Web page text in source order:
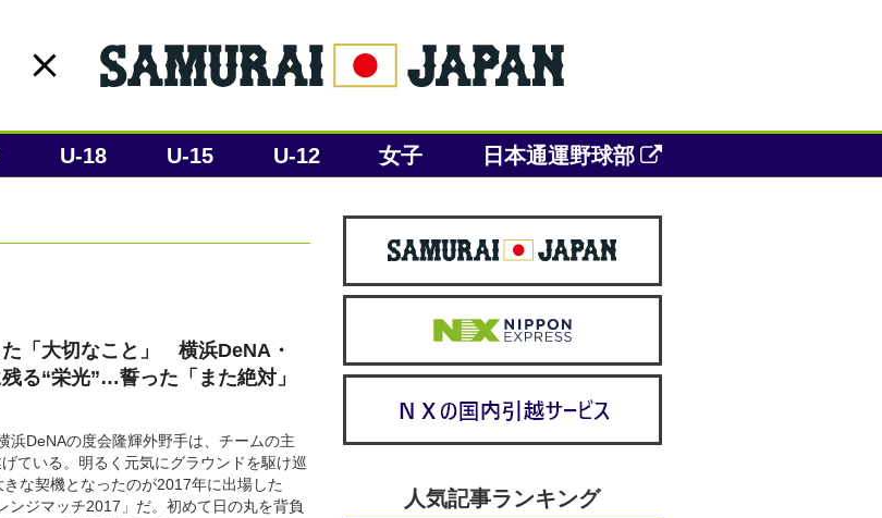
U-18 U-15 U-12 女子 日本通運野球部
「大切なこと」 横浜DeNA・
る“栄光”…誓った「また絶対」
浜DeNAの度会隆輝外野手は、チームの主
ている。明るく元気にグラウンドを駆け巡
な契機となったのが2017年に出場した
ンジマッチ2017」だ。初めて日の丸を背負
人気記事ランキング